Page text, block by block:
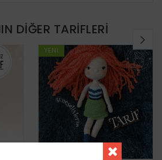
DIĞER TARIFLERI
YENI